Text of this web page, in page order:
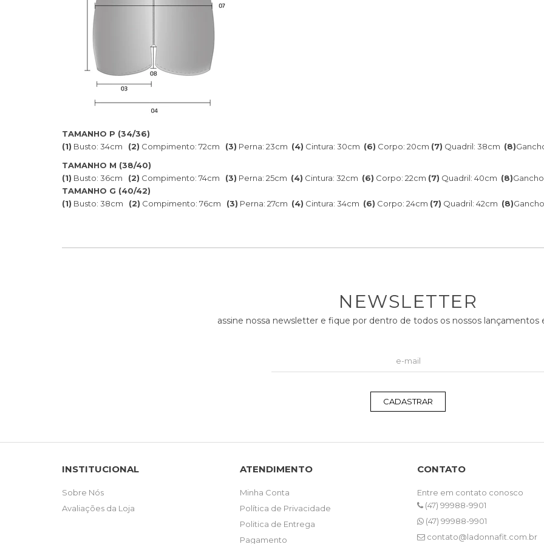
TAMANHO P (34/36)
(1) Busto: 34cm (2) Compimento: 72cm (3) Perna: 23cm (4) Cintura: 30cm (6) Corpo: 20cm (7) Quadril: 38cm (8)
TAMANHO M (38/40)
(1) Busto: 36cm (2) Compimento: 74cm (3) Perna: 25cm (4) Cintura: 32cm (6) Corpo: 22cm (7) Quadril: 40cm (8)
TAMANHO G (40/42)
(1) Busto: 38cm (2) Compimento: 76cm (3) Perna: 27cm (4) Cintura: 34cm (6) Corpo: 24cm (7) Quadril: 42cm (8)
NEWSLETTER
assine nossa newsletter e fique por dentro de todos os nossos lançamentos
CADASTRAR
INSTITUCIONAL
Sobre Nós
Avaliações da Loja
ATENDIMENTO
Minha Conta
Política de Privacidade
Politica de Entrega
Pagamento
CONTATO
Entre em contato conosco
(47) 99988-9901
(47) 99988-9901
contato@ladonnafit.com.br